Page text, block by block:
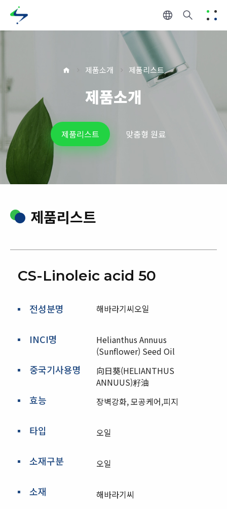
제품소개 제품리스트
제품소개
제품리스트 맞춤형 원료
제품리스트
CS-Linoleic acid 50
전성분명
INCI명
중국기사용명
효능
타입
소재구분
소재
해바라기씨오일
Helianthus Annuus
(Sunflower) Seed Oil
向日葵(HELIANTHUS
ANNUUS)籽油
장벽강화, 모공케어,피지
오일
오일
해바라기씨